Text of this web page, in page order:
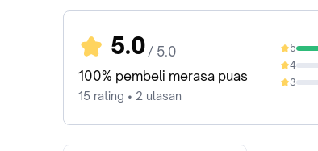
5.0 / 5.0
100% pembeli merasa puas
15 rating • 2 ulasan
5
100%
4
0%
3
0%